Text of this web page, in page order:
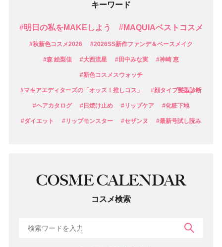
キーワード
#明日の私をMAKEしよう #MAQUIAベストコスメ
#秋新色コスメ2026 #2026SS新作ファンデ＆ベースメイク
#森 絵梨佳 #大西流星 #田中みな実 #神崎 恵
#新色コスメスウォッチ
#マキアエディターズの「オッス！推しコス」 #顔タイプ髪型診断
#ヘアカタログ #日焼け止め #リップケア #化粧下地
#ダイエット #リップモンスター #セザンヌ #最新号試し読み
COSME CALENDAR
コスメ検索